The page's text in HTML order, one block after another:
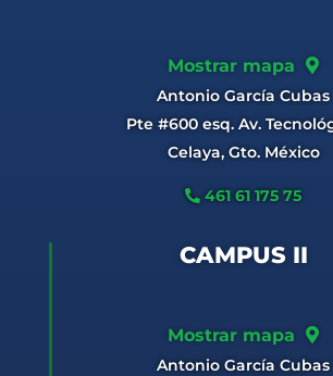
Mostrar mapa
Antonio García Cubas
Pte #600 esq. Av.
Celaya, Gto. México
461 61 175 75
CAMPUS II
Mostrar mapa
Antonio García Cubas